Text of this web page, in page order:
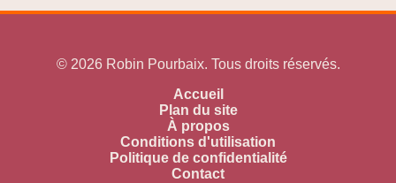
© 2026 Robin Pourbaix. Tous droits réservés.
Accueil
Plan du site
À propos
Conditions d'utilisation
Politique de confidentialité
Contact